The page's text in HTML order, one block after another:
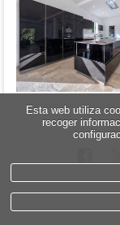
Esta web utiliza
recoger